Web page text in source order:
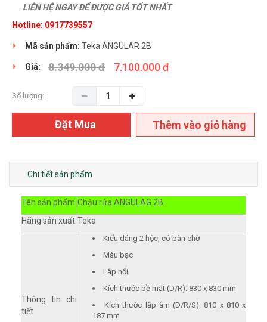
LIÊN HỆ NGAY ĐỂ ĐƯỢC GIÁ TỐT NHẤT
Hotline: 0917739557
Mã sản phẩm: Teka ANGULAR 2B
Giá: 8.349.000 đ 7.100.000 đ
Số lượng:
Đặt Mua Thêm vào giỏ hàng
Chi tiết sản phẩm
Tên sản phẩm Chậu rửa ANGULAG 2B
Hãng sản xuất Teka
Thông tin chi
tiết
Kiểu dáng 2 hộc, có bàn chờ
Màu bạc
Lắp nổi
Kích thước bề mặt (D/R): 830 x 830 mm
Kích thước lắp âm (D/R/S): 810 x 810 x
187 mm